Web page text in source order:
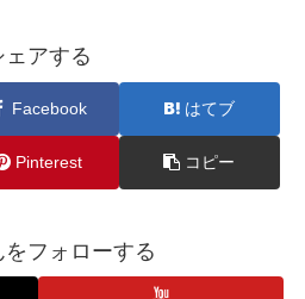
ェアする
Facebook はてブ
Pinterest コピー
をフォローする